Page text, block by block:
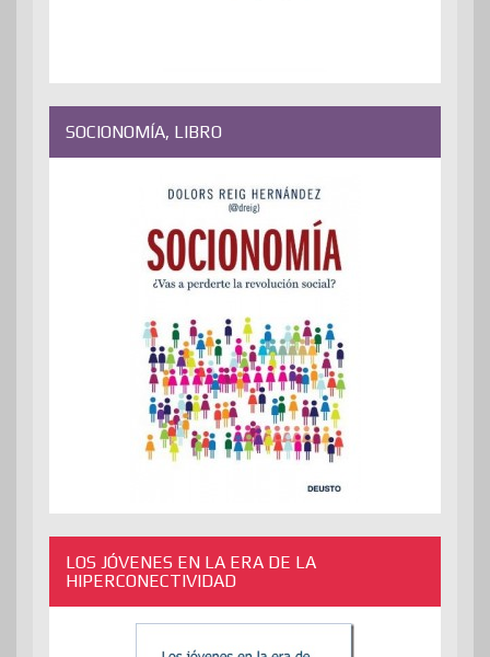
SOCIONOMÍA, LIBRO
LOS JÓVENES EN LA ERA DE LA
HIPERCONECTIVIDAD